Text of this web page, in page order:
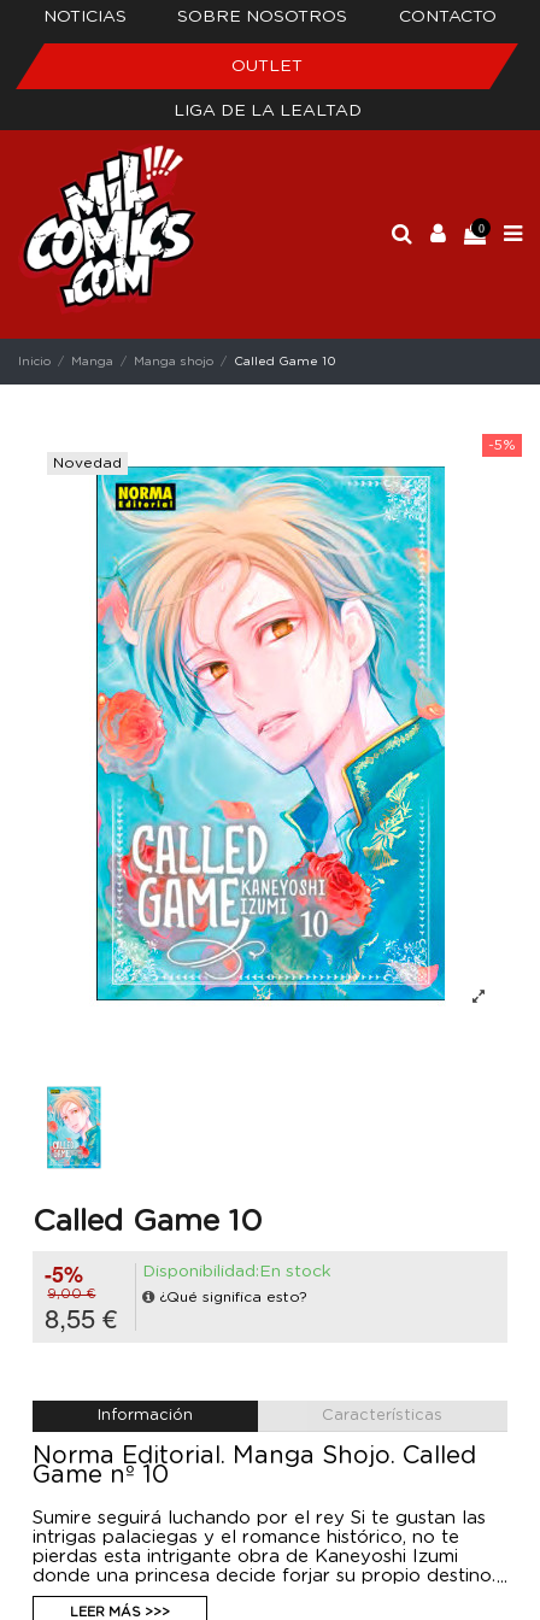
NOTICIAS SOBRE NOSOTROS CONTACTO
OUTLET
LIGA DE LA LEALTAD
0
Inicio Manga Manga shojo Called Game 10
-5%
Novedad
Called Game 10
-5%
9,00 €
8,55 €
Disponibilidad:En stock
¿Qué significa esto?
Información Características
Norma Editorial. Manga Shojo. Called
Game nº 10
Sumire seguirá luchando por el rey Si te gustan las
intrigas palaciegas y el romance histórico, no te
pierdas esta intrigante obra de Kaneyoshi Izumi
donde una princesa decide forjar su propio destino.
Tanto Arthur como Edward le han confesado sus
sentimientos a Sumire. En medio de este entramado
LEER MÁS >>>